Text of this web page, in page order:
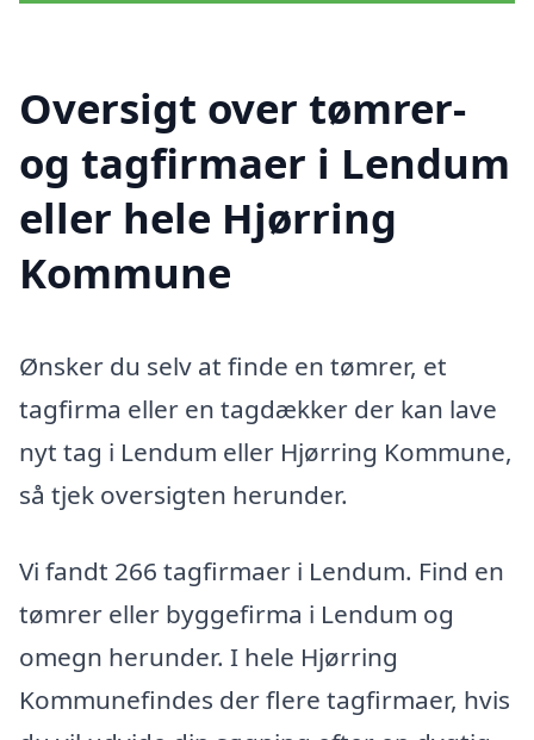
Oversigt over tømrer-
og tagfirmaer i Lendum
eller hele Hjørring
Kommune
Ønsker du selv at finde en tømrer, et
tagfirma eller en tagdækker der kan lave
nyt tag i Lendum eller Hjørring Kommune,
så tjek oversigten herunder.
Vi fandt 266 tagfirmaer i Lendum. Find en
tømrer eller byggefirma i Lendum og
omegn herunder. I hele Hjørring
Kommunefindes der flere tagfirmaer, hvis